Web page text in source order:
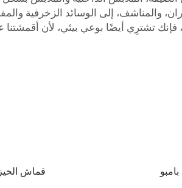
والمناشف، إلى الوسائد الزخرفية
فإنك تشترِي أيضًا بوعي بيئي، لأن
قماش